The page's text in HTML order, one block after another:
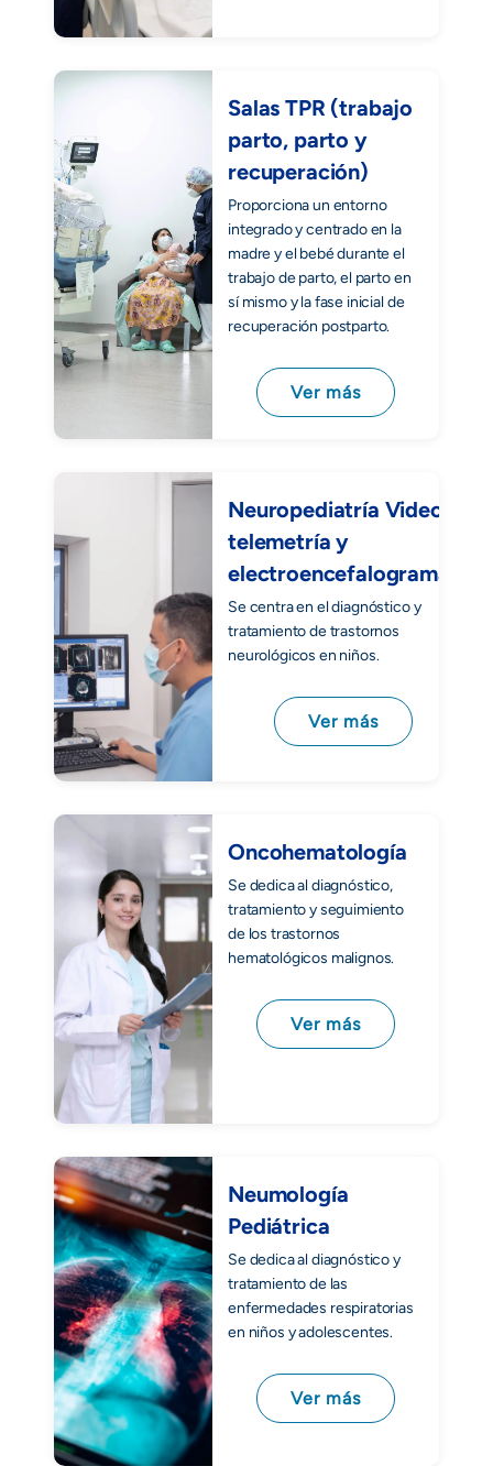
Salas TPR (trabajo
parto, parto y
recuperación)
Proporciona un entorno
integrado y centrado en la
madre y el bebé durante el
trabajo de parto, el parto en
sí mismo y la fase inicial de
recuperación postparto.
Ver más
Neuropediatría Video
telemetría y
electroencefalogramas
Se centra en el diagnóstico y
tratamiento de trastornos
neurológicos en niños.
Ver más
Oncohematología
Se dedica al diagnóstico,
tratamiento y seguimiento
de los trastornos
hematológicos malignos.
Ver más
Neumología
Pediátrica
Se dedica al diagnóstico y
tratamiento de las
enfermedades respiratorias
en niños y adolescentes.
Ver más